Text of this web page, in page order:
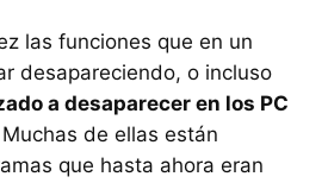
las funciones que en un
desapareciendo, o incluso
a desaparecer en los PC
Muchas de ellas están
que hasta ahora eran